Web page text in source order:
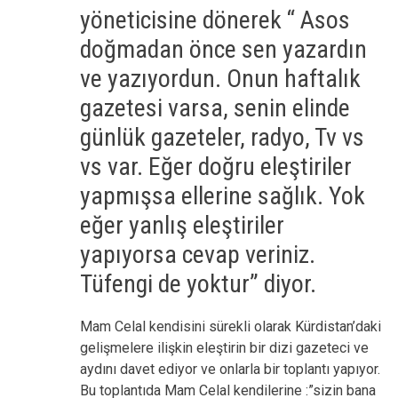
yöneticisine dönerek “ Asos
doğmadan önce sen yazardın
ve yazıyordun. Onun haftalık
gazetesi varsa, senin elinde
günlük gazeteler, radyo, Tv vs
vs var. Eğer doğru eleştiriler
yapmışsa ellerine sağlık. Yok
eğer yanlış eleştiriler
yapıyorsa cevap veriniz.
Tüfengi de yoktur” diyor.
Mam Celal kendisini sürekli olarak Kürdistan’daki
gelişmelere ilişkin eleştirin bir dizi gazeteci ve
aydını davet ediyor ve onlarla bir toplantı yapıyor.
Bu toplantıda Mam Celal kendilerine :”sizin bana